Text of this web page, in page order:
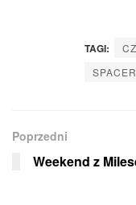
TAGI:
Poprzedni
Weekend z